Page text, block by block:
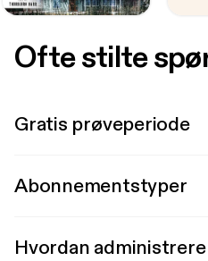
Ofte stilte
Gratis prøveperiode
Abonnementstyper
Hvordan